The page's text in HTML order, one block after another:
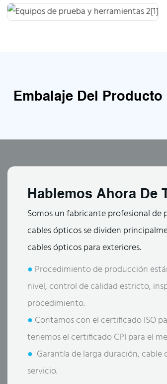
Embalaje Del Producto
Hablemos Ahora De
Somos un fabricante profesional
cables ópticos se dividen
cables ópticos para exteriores.
● Procedimiento de producción
nivel, control de calidad estricto,
procedimiento.
● Contamos con el certificado ISO
tenemos el certificado CPI para el
● Garantía de larga duración, cable
servicio.